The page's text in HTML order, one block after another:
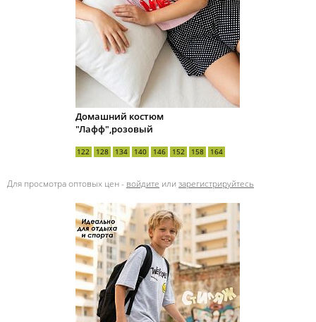
Домашний костюм
"Лафф",розовый
122 128 134 140 146 152 158 164
Для просмотра оптовых цен - войдите или зарегистрируйтесь